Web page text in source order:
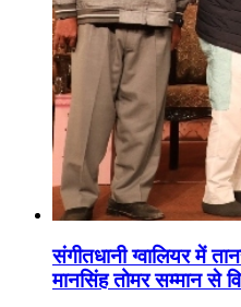
संगीतधानी ग्वालियर में
मानसिंह तोमर सम्मान से